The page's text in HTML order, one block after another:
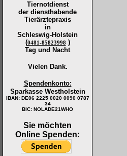
Tiernotdienst
der diensthabende
Tierärztepraxis
in
Schleswig-Holstein
(0481-85823998 )
Tag und Nacht
Vielen Dank.
Spendenkonto:
Sparkasse Westholstein
IBAN: DE06 2225 0020 0090 0787
34
BIC: NOLADE21WHO
Sie möchten
Online Spenden: